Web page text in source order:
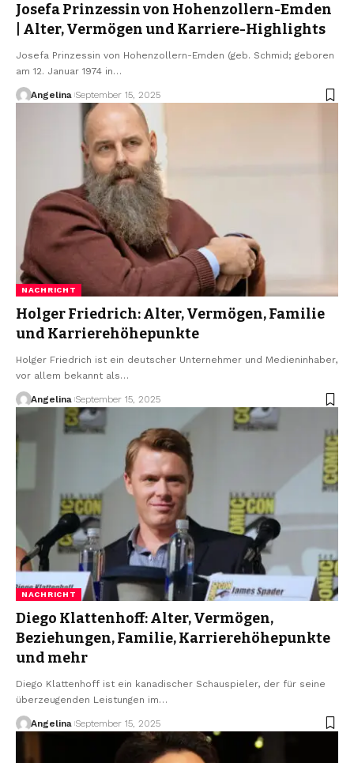
Josefa Prinzessin von Hohenzollern-Emden
| Alter, Vermögen und Karriere-Highlights
Josefa Prinzessin von Hohenzollern-Emden (geb. Schmid; geboren
am 12. Januar 1974 in…
Angelina September 15, 2025
NACHRICHT
Holger Friedrich: Alter, Vermögen, Familie
und Karrierehöhepunkte
Holger Friedrich ist ein deutscher Unternehmer und Medieninhaber,
vor allem bekannt als…
Angelina September 15, 2025
NACHRICHT
Diego Klattenhoff: Alter, Vermögen,
Beziehungen, Familie, Karrierehöhepunkte
und mehr
Diego Klattenhoff ist ein kanadischer Schauspieler, der für seine
überzeugenden Leistungen im…
Angelina September 15, 2025